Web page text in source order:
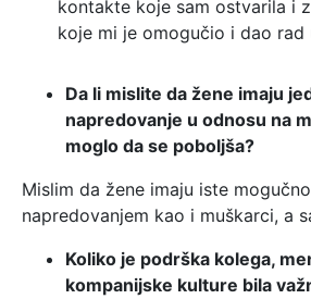
kontakte koje sam ostvarila i
koje mi je omogučio i dao rad
Da li mislite da žene imaju
napredovanje u odnosu na
moglo da se poboljša?
Mislim da žene imaju iste
napredovanjem kao i muškarci, a
Koliko je podrška kolega,
kompanijske kulture bila